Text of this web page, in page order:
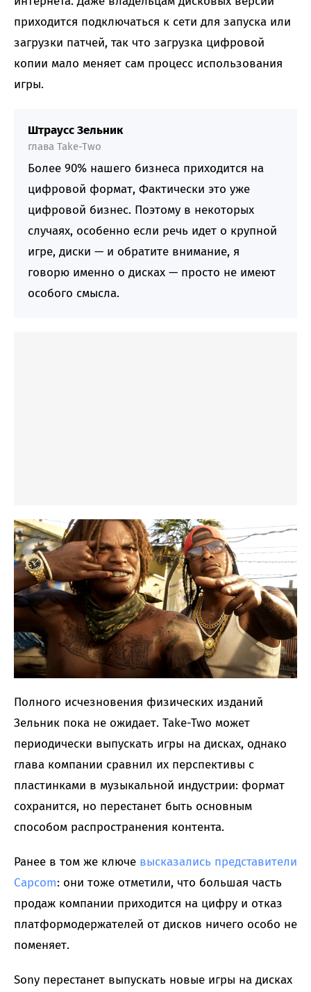
приходится подключаться к сети для запуска или
загрузки патчей, так что загрузка цифровой
копии мало меняет сам процесс использования
игры.
Штраусс Зельник
глава Take-Two
Более 90% нашего бизнеса приходится на
цифровой формат, Фактически это уже
цифровой бизнес. Поэтому в некоторых
случаях, особенно если речь идет о крупной
игре, диски — и обратите внимание, я
говорю именно о дисках — просто не имеют
особого смысла.
Полного исчезновения физических изданий
Зельник пока не ожидает. Take-Two может
периодически выпускать игры на дисках, однако
глава компании сравнил их перспективы с
пластинками в музыкальной индустрии: формат
сохранится, но перестанет быть основным
способом распространения контента.
Ранее в том же ключе высказались представители
Capcom: они тоже отметили, что большая часть
продаж компании приходится на цифру и отказ
платформодержателей от дисков ничего особо не
поменяет.
Sony перестанет выпускать новые игры на дисках